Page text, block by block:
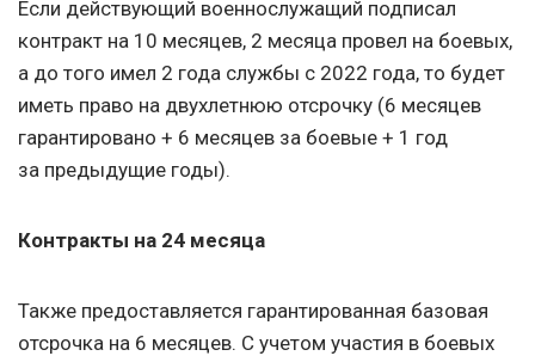
Если действующий военнослужащий подписал
контракт на 10 месяцев, 2 месяца провел на боевых,
а до того имел 2 года службы с 2022 года, то будет
иметь право на двухлетнюю отсрочку (6 месяцев
гарантировано + 6 месяцев за боевые + 1 год
за предыдущие годы).
Контракты на 24 месяца
Также предоставляется гарантированная базовая
отсрочка на 6 месяцев. С учетом участия в боевых